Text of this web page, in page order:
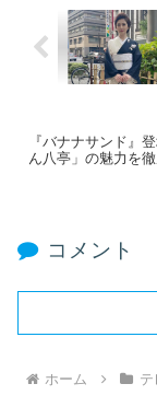
『バナナサンド』
ん八亭」の魅力を
コメント
ホーム